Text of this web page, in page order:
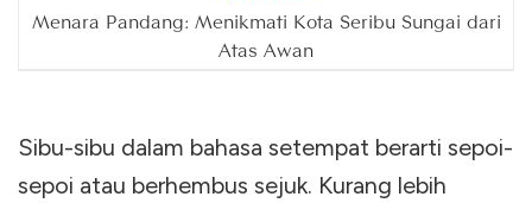
Menara Pandang: Menikmati Kota Seribu Sungai dari
Atas Awan
Sibu-sibu dalam bahasa setempat berarti sepoi-
sepoi atau berhembus sejuk. Kurang lebih